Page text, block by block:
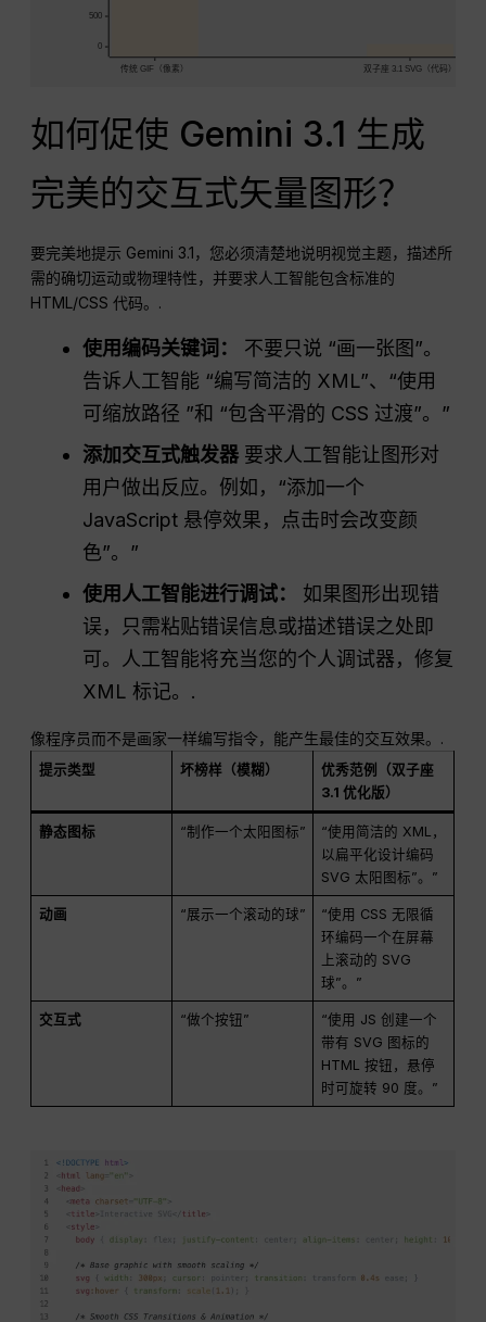
传统 GIF（像素） 双子座 3.1 SVG（代码）
500
0
如何促使 Gemini 3.1 生成
完美的交互式矢量图形？
要完美地提示 Gemini 3.1，您必须清楚地说明视觉主题，描述所
需的确切运动或物理特性，并要求人工智能包含标准的
HTML/CSS 代码。.
使用编码关键词：
不要只说 “画一张图”。
告诉人工智能 “编写简洁的 XML”、“使用
可缩放路径 ”和 “包含平滑的 CSS 过渡”。”
添加交互式触发器 要求人工智能让图形对
用户做出反应。例如，“添加一个
JavaScript 悬停效果，点击时会改变颜
色”。”
使用人工智能进行调试：
如果图形出现错
误，只需粘贴错误信息或描述错误之处即
可。人工智能将充当您的个人调试器，修复
XML 标记。.
像程序员而不是画家一样编写指令，能产生最佳的交互效果。.
提示类型 坏榜样（模糊）
优秀范例（双子座
3.1 优化版）
静态图标 “制作一个太阳图标”
“使用简洁的 XML，
以扁平化设计编码
SVG 太阳图标”。”
动画 “展示一个滚动的球”
“使用 CSS 无限循
环编码一个在屏幕
上滚动的 SVG
球”。”
交互式 “做个按钮”
“使用 JS 创建一个
带有 SVG 图标的
HTML 按钮，悬停
时可旋转 90 度。”